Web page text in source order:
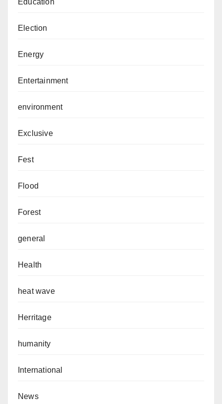
Education
Election
Energy
Entertainment
environment
Exclusive
Fest
Flood
Forest
general
Health
heat wave
Herritage
humanity
International
News